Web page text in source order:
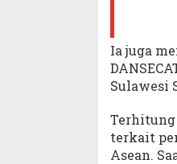
Ia juga
Sulawesi
Terhitung
terkait
Asean.